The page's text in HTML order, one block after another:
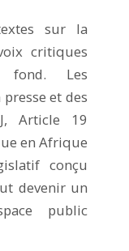
sur la
critiques
Les
et des
Article 19
en Afrique
conçu
devenir un
public